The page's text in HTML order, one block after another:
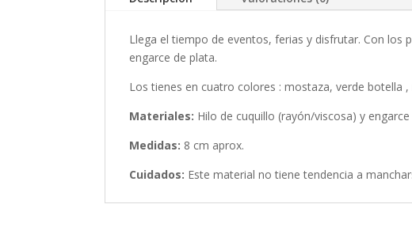
Llega el tiempo de eventos, ferias y disfrutar. Con los
engarce de plata.
Los tienes en cuatro colores : mostaza, verde botella
Materiales: Hilo de cuquillo (rayón/viscosa) y
Medidas: 8 cm aprox.
Cuidados: Este material no tiene tendencia a